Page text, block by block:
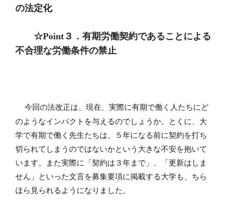
の法定化
☆Point ３．有期労働契約であることによる
不合理な労働条件の禁止
今回の法改正は、現在、実際に有期で働く人たちにど
のようなインパクトを与えるのでしょうか。とくに、大
学で有期で働く先生たちは、５年になる前に契約を打ち
切られてしまうのではないかという大きな不安を抱いて
います。また実際に「契約は３年まで」、「更新はしま
せん」といった文言を募集要項に掲載する大学も、ちら
ほら見られるようになりました。